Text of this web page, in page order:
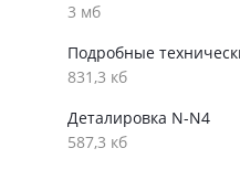
3 мб
Подробные
831,3 кб
Деталировка N-N4
587,3 кб